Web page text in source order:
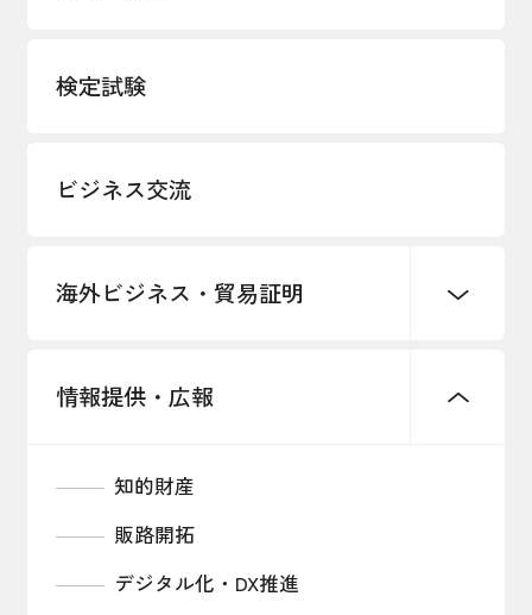
検定試験
ビジネス交流
海外ビジネス・貿易証明
海外展開イニシアティブに基づく情報
提供
海外情報レポート
輸出管理体制構築支援
二国間・多国間経済委員会
情報提供・広報
知的財産
販路開拓
デジタル化・DX推進